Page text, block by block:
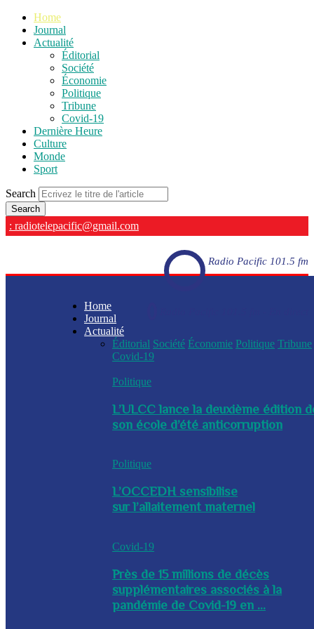
Home
Journal
Actualité
Éditorial
Société
Économie
Politique
Tribune
Covid-19
Dernière Heure
Culture
Monde
Sport
Search
: radiotelepacific@gmail.com
Radio Pacific 101.5 fm
Home
Journal
Actualité
Éditorial Société Économie Politique Tribune
Covid-19
Politique
L’ULCC lance la deuxième édition
son école d’été anticorruption
Politique
L’OCCEDH sensibilise
sur l’allaitement maternel
Covid-19
Près de 15 millions de décès
supplémentaires associés à la
pandémie de Covid-19 en ...